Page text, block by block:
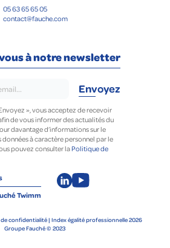
05 63 65 65 05
contact@fauche.com
à notre newsletter
», vous acceptez de recevoir
de vous informer des actualités du
davantage d’informations sur le
à caractère personnel par le
pouvez consulter laPolitique de
Twimm
confidentialité| Index égalité professionnelle 2026
Groupe Fauché © 2023